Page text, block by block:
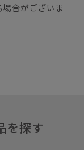
合がございま
を探す